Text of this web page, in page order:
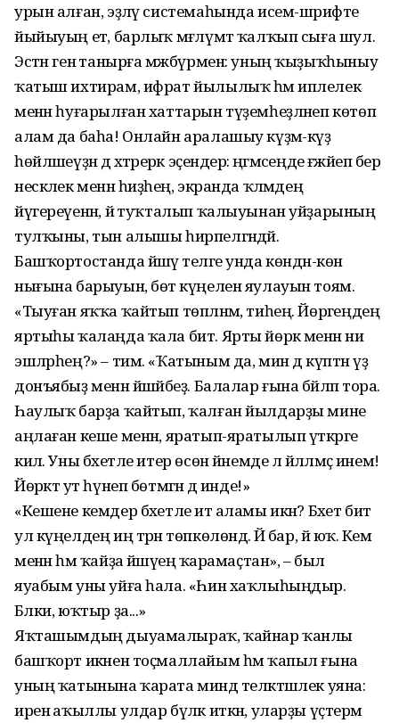
урын алған, эҙләү системаһында исем-шәрифте
йыйы­уың етә, барлыҡ мәғлүмәт ҡалҡып сыға шул.
Эстән генә танырға мәжбүрмен: уның ҡыҙыҡһыныу
ҡатыш ихтирам, ифрат йылылыҡ һәм иплелек
менән һуғарылған хаттарын түҙемһеҙләнеп көтөп
алам да баһа! Онлайн аралашыу күҙмә-күҙ
һөйләшеүҙән дә хәтәрерәк эҫендерә: әңгәмәсеңде ғәжәйеп бер
нескәлек менән һиҙәһең, экранда ҡәләмдең
йүгереүенән, йә туҡталып ҡалыуынан уйҙарының
тулҡыны, тын алышы һирпелгәндәй.
Башҡортостан­да йәшәү теләге унда көндән-көн
нығына барыуын, бөтә күңелен яулауын тоям.
«Тыуған яҡҡа ҡайтып төпләнәм, тиһең. Йөрәгеңдең
яртыһы ҡалаңда ҡала бит. Ярты йөрәк менән ни
эшләрһең?» – тим. «Ҡатыным да, мин дә күптән үҙ
донъябыҙ менән йәшәйбеҙ. Балалар ғына бәйләп тора.
Һаулыҡ барҙа ҡайтып, ҡалған йылдарҙы мине
аңлаған кеше менән, яратып-яратылып үткәрге
килә. Уны бәхетле итер өсөн йәнемде лә йәлләмәҫ инем!
Йөрәктә ут һүнеп бөтмәгән дә инде!»
«Кешене кемдер бәхетле итә аламы икән? Бәхет бит
ул күңелдең иң тәрән төпкөлөндә. Йә бар, йә юҡ. Кем
менән һәм ҡайҙа йәшәүеңә ҡарамаҫтан», – был
яуабым уны уйға һала. «Һин хаҡлыһыңдыр.
Бәлки, юҡтыр ҙа...»
Яҡташымдың дыуамалыраҡ, ҡай­нар ҡанлы
башҡорт икәнен тоҫмал­лайым һәм ҡапыл ғына
уның ҡатынына ҡарата миндә теләктәшлек уяна:
иренә аҡыллы улдар бүләк иткән, уларҙы үҫ­терәм